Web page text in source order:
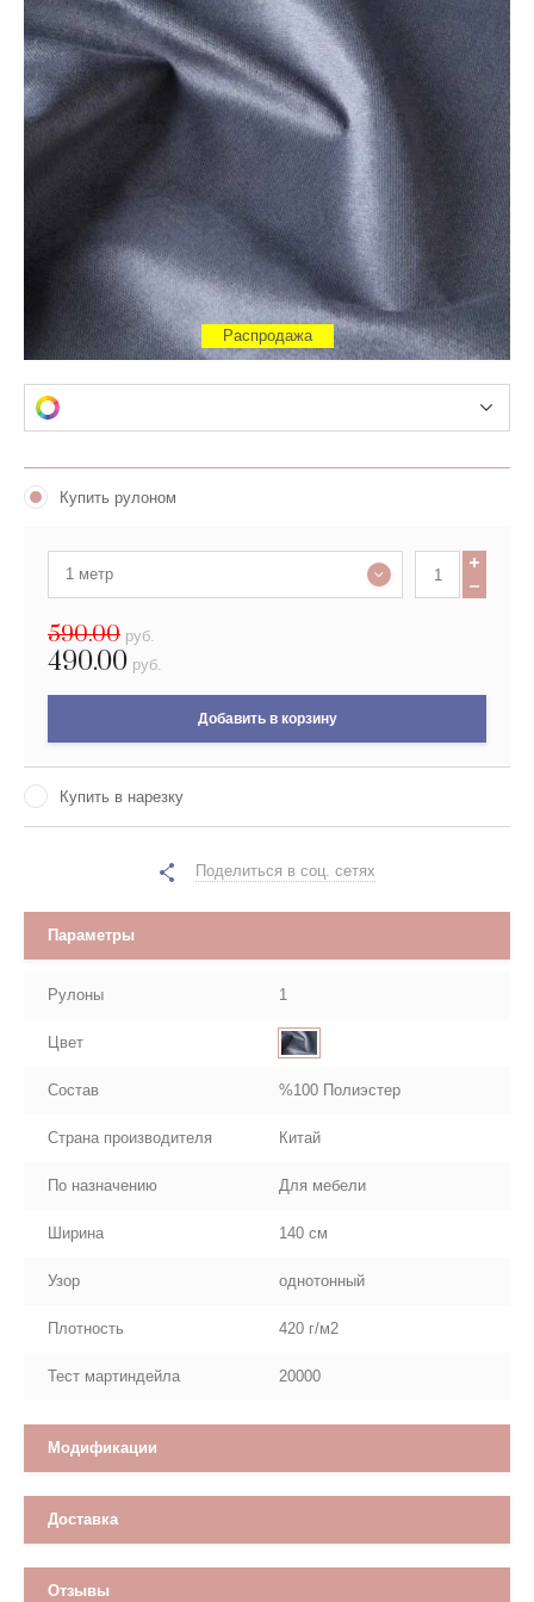
Распродажа
Купить рулоном
1 метр
590.00 руб.
490.00 руб.
Добавить в корзину
Купить в нарезку
Поделиться в соц. сетях
Параметры
Рулоны 1
Цвет
Состав %100 Полиэстер
Страна производителя Китай
По назначению Для мебели
Ширина 140 см
Узор однотонный
Плотность 420 г/м2
Тест мартиндейла 20000
Модификации
Доставка
Отзывы